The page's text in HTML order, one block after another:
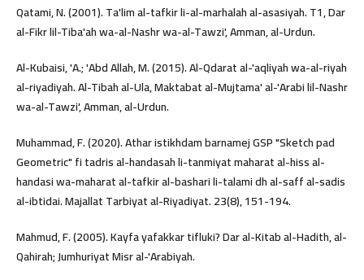
Qatami, N. (2001). Ta'lim al-tafkir li-al-marhalah al-asasiyah. T1, Dar
al-Fikr lil-Tiba'ah wa-al-Nashr wa-al-Tawzi', Amman, al-Urdun.
Al-Kubaisi, 'A.; 'Abd Allah, M. (2015). Al-Qdarat al-'aqliyah wa-al-riyah
al-riyadiyah. Al-Tibah al-Ula, Maktabat al-Mujtama' al-'Arabi lil-Nashr
wa-al-Tawzi', Amman, al-Urdun.
Muhammad, F. (2020). Athar istikhdam barnamej GSP "Sketch pad
Geometric" fi tadris al-handasah li-tanmiyat maharat al-hiss al-
handasi wa-maharat al-tafkir al-bashari li-talami dh al-saff al-sadis
al-ibtidai. Majallat Tarbiyat al-Riyadiyat. 23(8), 151-194.
Mahmud, F. (2005). Kayfa yafakkar tifluki? Dar al-Kitab al-Hadith, al-
Qahirah; Jumhuriyat Misr al-'Arabiyah.